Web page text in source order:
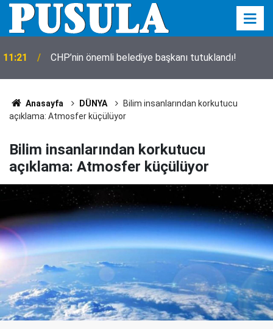
11:13
mora büründü
Anasayfa DÜNYA
Bilim insanlarından korkutucu
açıklama: Atmosfer küçülüyor
Bilim insanlarından korkutucu
açıklama: Atmosfer küçülüyor